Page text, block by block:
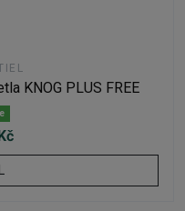
KNOG PLUS FREE